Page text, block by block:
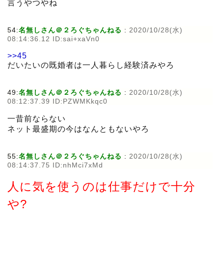
言うやつやね
54:名無しさん＠２ろぐちゃんねる : 2020/10/28(水)
08:14:36.12 ID:sai+xaVn0
>>45
だいたいの既婚者は一人暮らし経験済みやろ
49:名無しさん＠２ろぐちゃんねる : 2020/10/28(水)
08:12:37.39 ID:PZWMKkqc0
一昔前ならない
ネット最盛期の今はなんともないやろ
55:名無しさん＠２ろぐちゃんねる : 2020/10/28(水)
08:14:37.75 ID:nhMci7xMd
人に気を使うのは仕事だけで十分
や?